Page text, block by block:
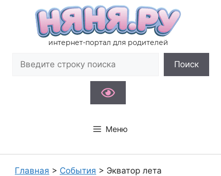
содержимому
интернет-портал для родителей
Поиск
Меню
Главная > События > Экватор лета